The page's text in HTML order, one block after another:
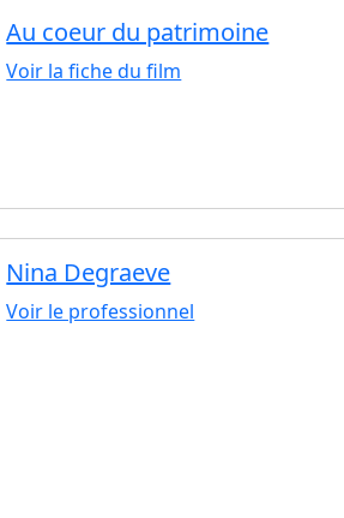
Au coeur du patrimoine
Voir la fiche du film
Nina Degraeve
Voir le professionnel